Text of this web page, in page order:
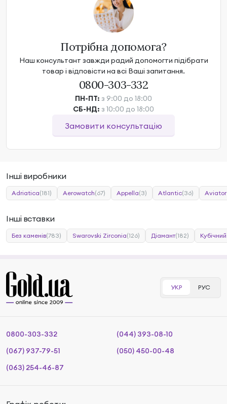
Потрібна допомога?
Наш консультант завжди радий допомогти підібрати
товар і відповісти на всі Ваші запитання.
0800-303-332
ПН-ПТ: з 9:00 до 18:00
СБ-НД: з 10:00 до 18:00
Замовити консультацію
Інші виробники
Adriatica(181) Aerowatch(67) Appella(3) Atlantic(36) Aviator
Інші вставки
Без каменів(783) Swarovski Zirconia(126) Діамант(182)
УКР РУС
0800-303-332
(044) 393-08-10
(067) 937-79-51
(050) 450-00-48
(063) 254-46-87